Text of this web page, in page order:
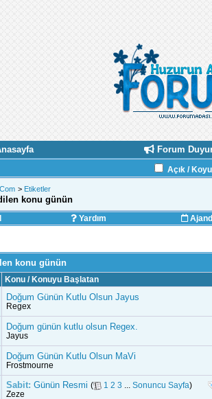
Forum
Açık /
> Etiketler
konu günün
Yardım
konu günün
Konu / Konuyu Başlatan
Doğum Günün Kutlu Olsun Jayus
Regex
Doğum günün kutlu olsun Regex.
Jayus
Doğum Günün Kutlu Olsun MaVi
Frostmourne
Sabit: Günün Resmi ( 1 2 3 Sonuncu Sayfa)
Zeze